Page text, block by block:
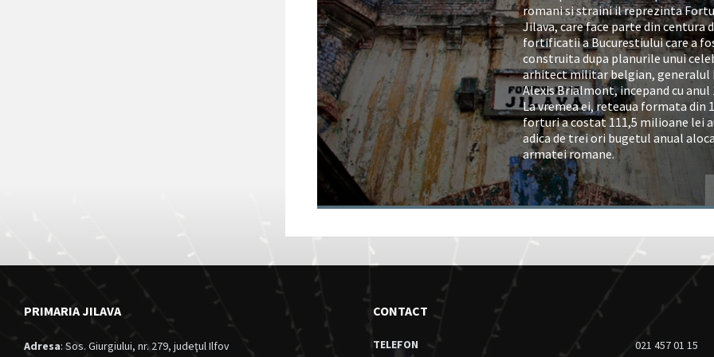
romani si straini il reprezinta
Jilava, care face parte din centura
fortificatii a Bucurestiului care a
construita dupa planurile unui
arhitect militar belgian, generalul
Alexis Brialmont, incepand cu anul
La vremea ei, reteaua formata din
forturi a costat 111,5 milioane lei
adica de trei ori bugetul anual
armatei romane.
PRIMARIA JILAVA
Adresa: Sos. Giurgiului, nr. 279, judeţul Ilfov
CONTACT
TELEFON 021 457 01 15